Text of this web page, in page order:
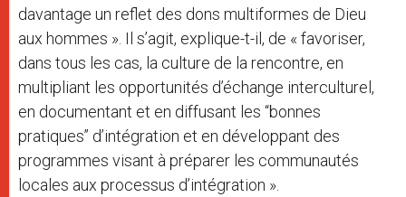
davantage un reflet des dons multiformes de Dieu
aux hommes ». Il s’agit, explique-t-il, de « favoriser,
dans tous les cas, la culture de la rencontre, en
multipliant les opportunités d’échange interculturel,
en documentant et en diffusant les ‘‘bonnes
pratiques’’ d’intégration et en développant des
programmes visant à préparer les communautés
locales aux processus d’intégration ».